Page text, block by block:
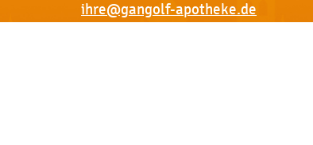
ihre@gangolf-apotheke.de